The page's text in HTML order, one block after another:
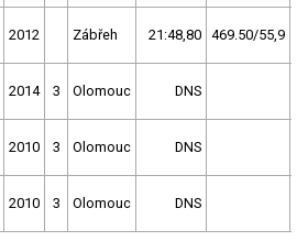
2012 Zábřeh 21:48,80 469.50/55,9
2014 3 Olomouc DNS
2010 3 Olomouc DNS
2010 3 Olomouc DNS